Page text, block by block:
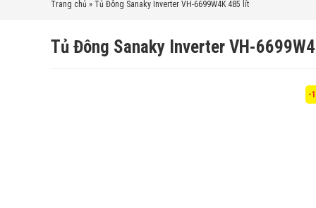
Trang chủ » Tủ Đông Sanaky Inverter VH-6699W4K 485 lít
Tủ Đông Sanaky Inverter VH-
-